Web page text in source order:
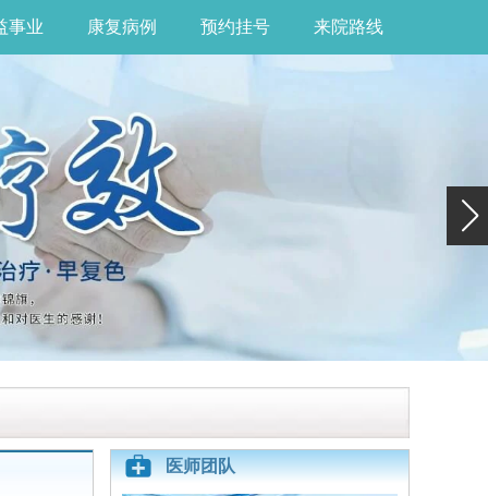
事业 康复病例 预约挂号 来院路线
医师团队